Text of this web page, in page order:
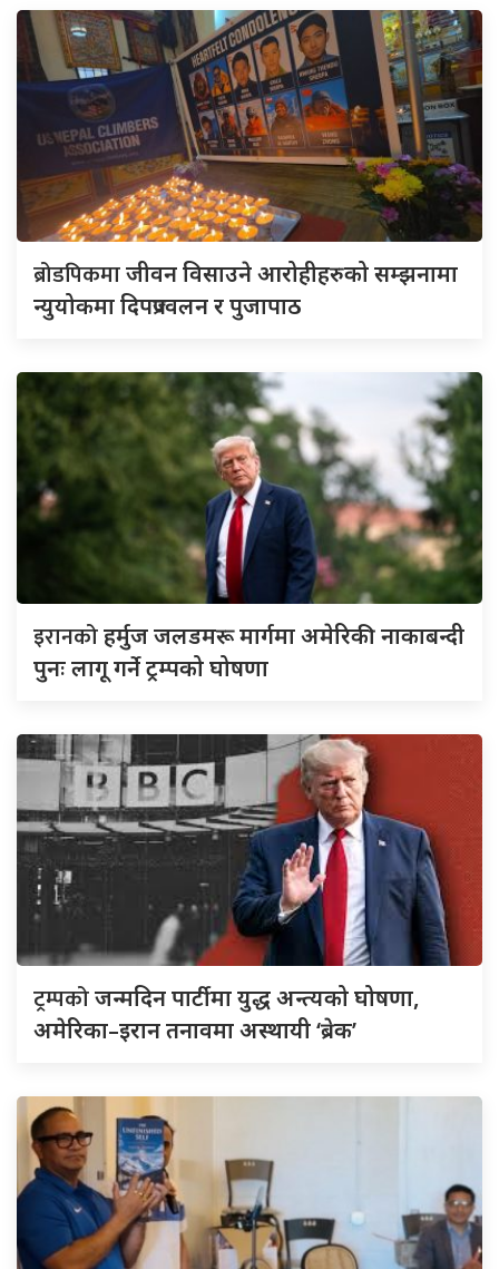
ब्रोडपिकमाजीवन विसाउने आरोहीहरुको सम्झनामा
न्युयोकमा दिपप्रज्वलन र पुजापाठ
इरानकोहर्मुज जलडमरू मार्गमा अमेरिकी नाकाबन्दी
पुनः लागू गर्ने ट्रम्पको घोषणा
ट्रम्पकोजन्मदिन पार्टीमा युद्ध अन्त्यको घोषणा,
अमेरिका–इरान तनावमा अस्थायी ‘ब्रेक’